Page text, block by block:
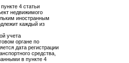
4 статьи
недвижимого
иностранным
каждый из
учета
органе по
дата регистрации
средства,
в пункте 4